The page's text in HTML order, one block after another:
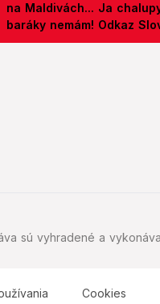
na Maldivách... Ja
baráky nemám! Odkaz
sú vyhradené a
Cookies